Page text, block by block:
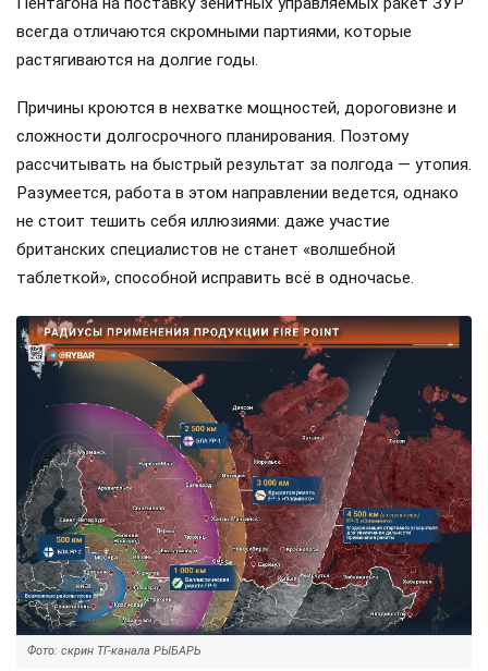
всегда отличаются скромными партиями, которые
растягиваются на долгие годы.
Причины кроются в нехватке мощностей, дороговизне и
сложности долгосрочного планирования. Поэтому
рассчитывать на быстрый результат за полгода — утопия.
Разумеется, работа в этом направлении ведется, однако
не стоит тешить себя иллюзиями: даже участие
британских специалистов не станет «волшебной
таблеткой», способной исправить всё в одночасье.
Фото: скрин ТГ-канала РЫБАРЬ